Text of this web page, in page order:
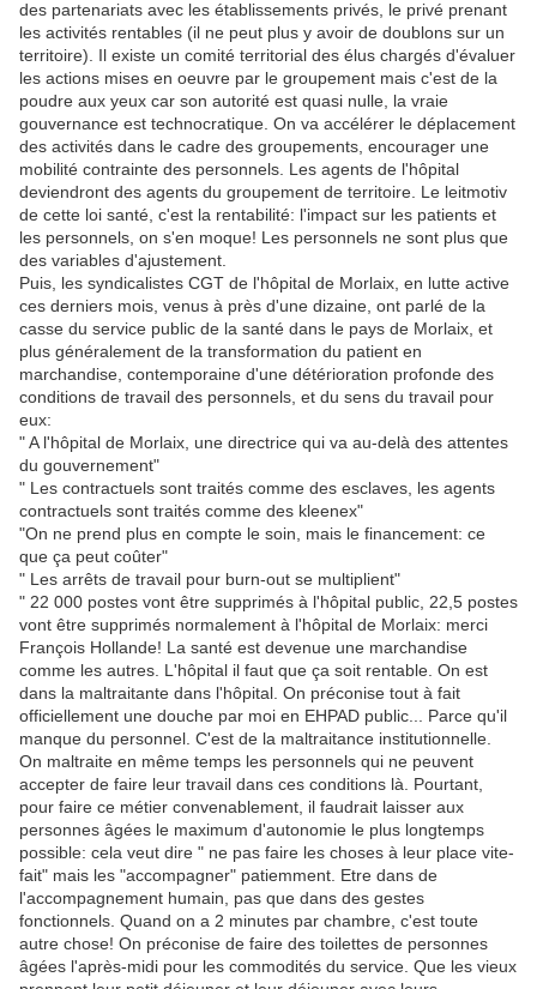
des partenariats avec les établissements privés, le privé prenant
les activités rentables (il ne peut plus y avoir de doublons sur un
territoire). Il existe un comité territorial des élus chargés d'évaluer
les actions mises en oeuvre par le groupement mais c'est de la
poudre aux yeux car son autorité est quasi nulle, la vraie
gouvernance est technocratique. On va accélérer le déplacement
des activités dans le cadre des groupements, encourager une
mobilité contrainte des personnels. Les agents de l'hôpital
deviendront des agents du groupement de territoire. Le leitmotiv
de cette loi santé, c'est la rentabilité: l'impact sur les patients et
les personnels, on s'en moque! Les personnels ne sont plus que
des variables d'ajustement.
Puis, les syndicalistes CGT de l'hôpital de Morlaix, en lutte active
ces derniers mois, venus à près d'une dizaine, ont parlé de la
casse du service public de la santé dans le pays de Morlaix, et
plus généralement de la transformation du patient en
marchandise, contemporaine d'une détérioration profonde des
conditions de travail des personnels, et du sens du travail pour
eux:
" A l'hôpital de Morlaix, une directrice qui va au-delà des attentes
du gouvernement"
" Les contractuels sont traités comme des esclaves, les agents
contractuels sont traités comme des kleenex"
"On ne prend plus en compte le soin, mais le financement: ce
que ça peut coûter"
" Les arrêts de travail pour burn-out se multiplient"
" 22 000 postes vont être supprimés à l'hôpital public, 22,5 postes
vont être supprimés normalement à l'hôpital de Morlaix: merci
François Hollande! La santé est devenue une marchandise
comme les autres. L'hôpital il faut que ça soit rentable. On est
dans la maltraitante dans l'hôpital. On préconise tout à fait
officiellement une douche par moi en EHPAD public... Parce qu'il
manque du personnel. C'est de la maltraitance institutionnelle.
On maltraite en même temps les personnels qui ne peuvent
accepter de faire leur travail dans ces conditions là. Pourtant,
pour faire ce métier convenablement, il faudrait laisser aux
personnes âgées le maximum d'autonomie le plus longtemps
possible: cela veut dire " ne pas faire les choses à leur place vite-
fait" mais les "accompagner" patiemment. Etre dans de
l'accompagnement humain, pas que dans des gestes
fonctionnels. Quand on a 2 minutes par chambre, c'est toute
autre chose! On préconise de faire des toilettes de personnes
âgées l'après-midi pour les commodités du service. Que les vieux